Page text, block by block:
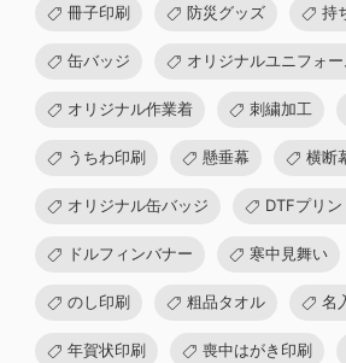
冊子印刷 防災グッズ 持
缶バッジ オリジナルユニフォー
オリジナル作業着 刺繍加工
うちわ印刷 懸垂幕 横断
オリジナル缶バッジ DTFプリン
ドルフィンバナー 寒中見舞い
のし印刷 粗品タオル 名
年賀状印刷 喪中はがき印刷